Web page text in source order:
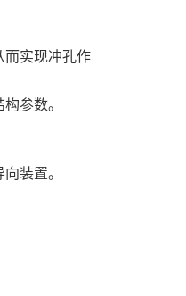
而实现冲孔作
参数。
装置。